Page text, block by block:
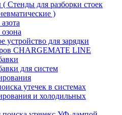
( Стенды для разборки стоек
)
устройство для зарядки
CHARGEMATE LINE
для систем
утечек в системах
и холодильных